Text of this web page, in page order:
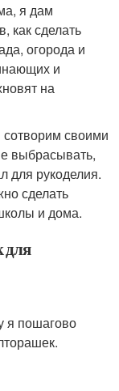
я дам
как сделать
огорода и
и
на
своими
выбрасывать,
для рукоделия.
сделать
и дома.
для
я пошагово